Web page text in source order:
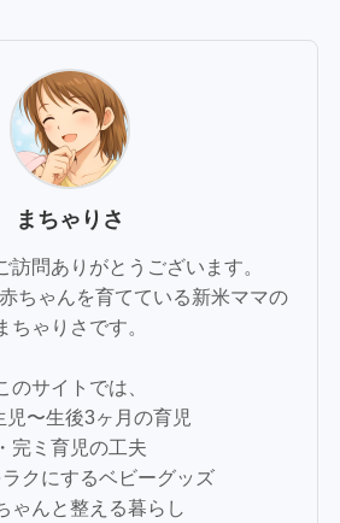
まちゃりさ
訪問ありがとうございます。
ちゃんを育てている新米ママの
ちゃりさです。
のサイトでは、
児〜生後3ヶ月の育児
・完ミ育児の工夫
ラクにするベビーグッズ
ゃんと整える暮らし